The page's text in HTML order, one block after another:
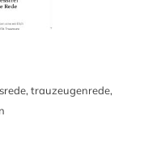
trauzeugenrede,